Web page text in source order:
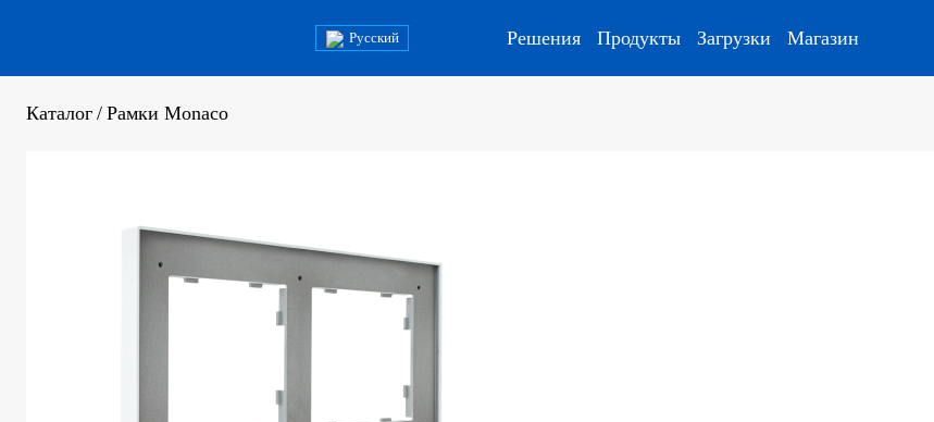
Русский Решения Продукты Загрузки Магазин
Каталог / Рамки Monaco